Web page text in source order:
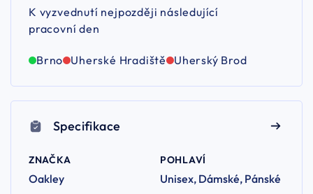
K vyzvednutí nejpozději následující
pracovní den
Brno Uherské Hradiště Uherský Brod
Specifikace
ZNAČKA
Oakley
POHLAVÍ
Unisex, Dámské, Pánské